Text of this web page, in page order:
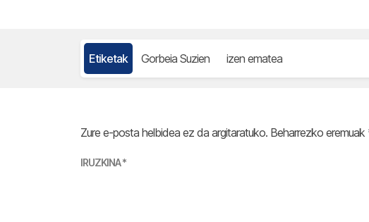
Etiketak Gorbeia Suzien izen ematea
Zure e-posta helbidea ez da argitaratuko. Beharrezko eremuak
IRUZKINA*